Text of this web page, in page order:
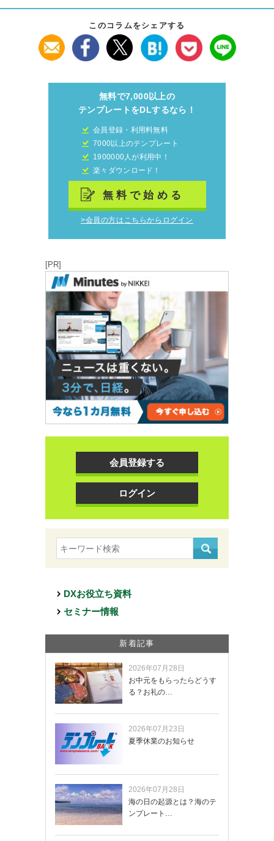
このコラムをシェアする
無料で7,000以上の
テンプレートをDLするなら！
会員登録・利用料無料
7000以上のテンプレート
1900000人が利用中！
楽々ダウンロード！
無料で始める
>会員の方はこちらからログイン
[PR]
会員登録する
ログイン
DXお役立ち資料
セミナー情報
新着記事
2026年07月28日
お中元をもらったらどうす
る？お礼の…
2026年07月23日
夏季休業のお知らせ
2026年07月28日
海の日の起源とは？海のテ
ンプレート…